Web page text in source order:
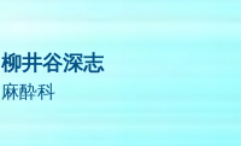
柳井谷深志
麻酔科